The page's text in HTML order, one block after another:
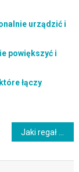
urządzić i
powiększyć i
łączy